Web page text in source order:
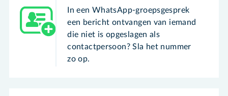
In een WhatsApp-groepsgesprek
een bericht ontvangen van iemand
die niet is opgeslagen als
contactpersoon? Sla het nummer
zo op.